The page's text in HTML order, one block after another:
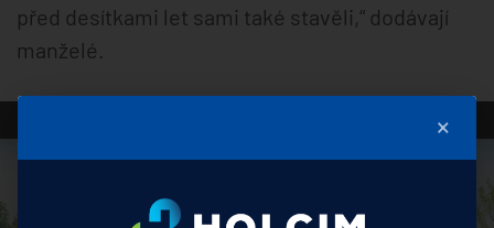
před desítkami let sami také stavěli,“ dodávají
manželé.
K načtení služby YouTube Video
K vkládání videí využíváme službu třetí strany,
×